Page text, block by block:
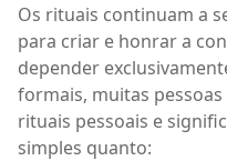
Os rituais continuam a
para criar e honrar a
depender
formais, muitas
rituais pessoais e
simples quanto: